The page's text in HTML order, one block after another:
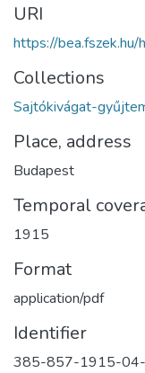
URI
https://
Collections
Sajtókivágat-
Place, address
Budapest
Temporal
1915
Format
application/pdf
Identifier
385-857-1915-